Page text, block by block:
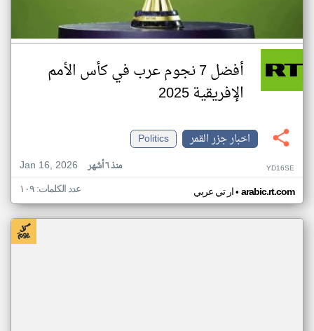
أفضل 7 نجوم عرب في كأس الأمم
الإفريقية 2025
اخبار جزر القمر
Politics
Jan 16, 2026
منذ ٦ أشهر YD16SE
ار تي عربي• arabic.rt.com عدد الكلمات: ١٠٩